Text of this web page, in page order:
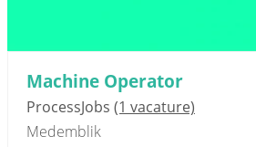
Machine Operator
ProcessJobs (1 vacature)
Medemblik